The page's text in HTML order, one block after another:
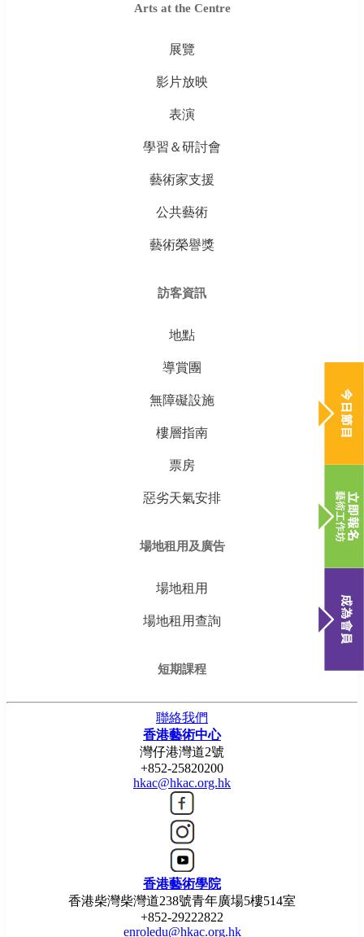
Arts at the Centre
展覽
影片放映
表演
學習＆研討會
藝術家支援
公共藝術
藝術榮譽獎
訪客資訊
地點
導賞團
無障礙設施
樓層指南
票房
惡劣天氣安排
場地租用及廣告
場地租用
場地租用查詢
短期課程
聯絡我們
香港藝術中心
灣仔港灣道2號
+852-25820200
hkac@hkac.org.hk
香港藝術學院
香港柴灣柴灣道238號青年廣場5樓514室
+852-29222822
enroledu@hkac.org.hk